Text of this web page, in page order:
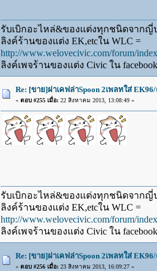
รับเบิกอะไหล่&ของแต่งทุกชนิดจากญี่
ลิงค์ร้านของแต่ง EK,etcใน WLC =
http://www.welovecivic.com/forum/
ลิงค์เพจร้านของแต่ง Civic ใน
Re: [ขาย]ฝาเคฟล่าSpoon 2เพลทใส่
« ตอบ #255 เมื่อ:22 สิงหาคม 2013, 13:08:49 »
รับเบิกอะไหล่&ของแต่งทุกชนิดจากญี่
ลิงค์ร้านของแต่ง EK,etcใน WLC =
http://www.welovecivic.com/forum/
ลิงค์เพจร้านของแต่ง Civic ใน
Re: [ขาย]ฝาเคฟล่าSpoon 2เพลทใส่
« ตอบ #256 เมื่อ:23 สิงหาคม 2013, 16:09:27 »